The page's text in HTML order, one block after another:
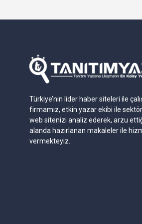
Türkiye’nin lider haber siteleri ile
firmamız, etkin yazar ekibi ile
web sitenizi analiz ederek, arzu
alanda hazırlanan makaleler ile
vermekteyiz.